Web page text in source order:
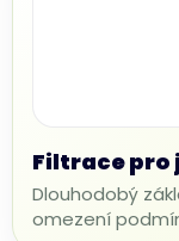
Filtrace pro
Dlouhodobý
omezení